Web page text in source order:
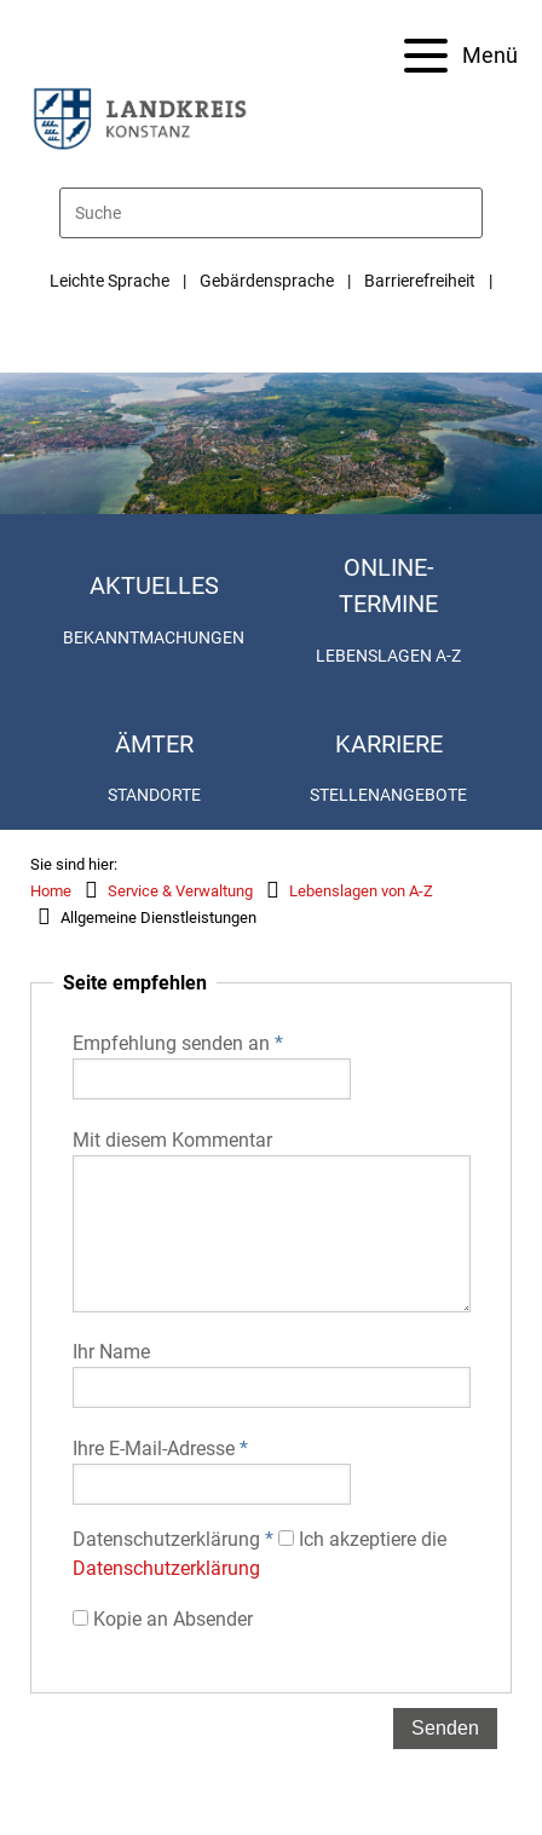
Menü
Leichte Sprache Gebärdensprache Barrierefreiheit
AKTUELLES
BEKANNTMACHUNGEN
ONLINE-
TERMINE
LEBENSLAGEN A-Z
ÄMTER
STANDORTE
KARRIERE
STELLENANGEBOTE
Sie sind hier:
Home
Service & Verwaltung
Lebenslagen von A-Z
Allgemeine Dienstleistungen
Seite empfehlen
Empfehlung senden an *
Mit diesem Kommentar
Ihr Name
Ihre E-Mail-Adresse*
Datenschutz­erklärung *
Ich akzeptiere die
Datenschutz­erklärung
Kopie an Absender